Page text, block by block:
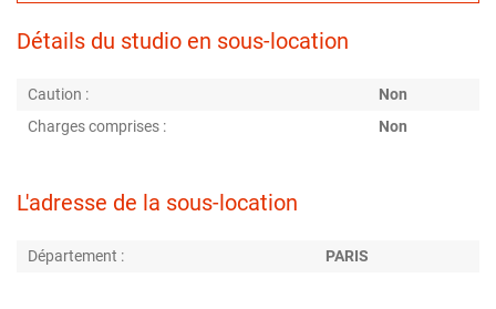
Détails du studio en sous-location
Caution :
Non
Charges comprises :
Non
L'adresse de la sous-location
Département : PARIS